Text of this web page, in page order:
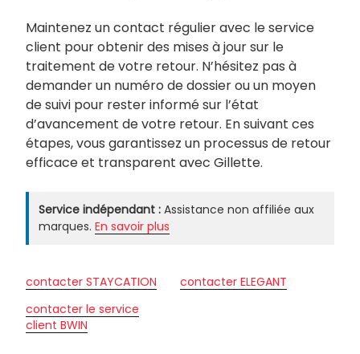
Maintenez un contact régulier avec le service
client pour obtenir des mises à jour sur le
traitement de votre retour. N’hésitez pas à
demander un numéro de dossier ou un moyen
de suivi pour rester informé sur l’état
d’avancement de votre retour. En suivant ces
étapes, vous garantissez un processus de retour
efficace et transparent avec Gillette.
Service indépendant : Assistance non affiliée aux
marques. En savoir plus
contacter STAYCATION
contacter ELEGANT
contacter le service
client BWIN